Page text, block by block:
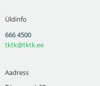
Üldinfo
666 4500
tktk@tktk.ee
Aadress